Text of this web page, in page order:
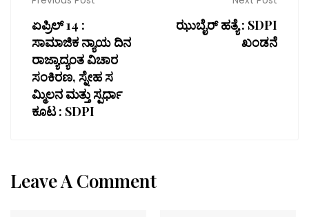
ಏಪ್ರಿಲ್ 14 :
ಸಾಮಾಜಿಕ ನ್ಯಾಯ ದಿನ
ರಾಜ್ಯಾದ್ಯಂತ ವಿಚಾರ
ಸಂಕಿರಣ, ಸ್ನೇಹ ಸ
ಮ್ಮಿಲನ ಮತ್ತು ಸ್ಪರ್ಧಾ
ಕೂಟ : SDPI
ಝುಬೈರ್ ಹತ್ಯೆ : SDPI
ಖಂಡನೆ
Leave A Comment